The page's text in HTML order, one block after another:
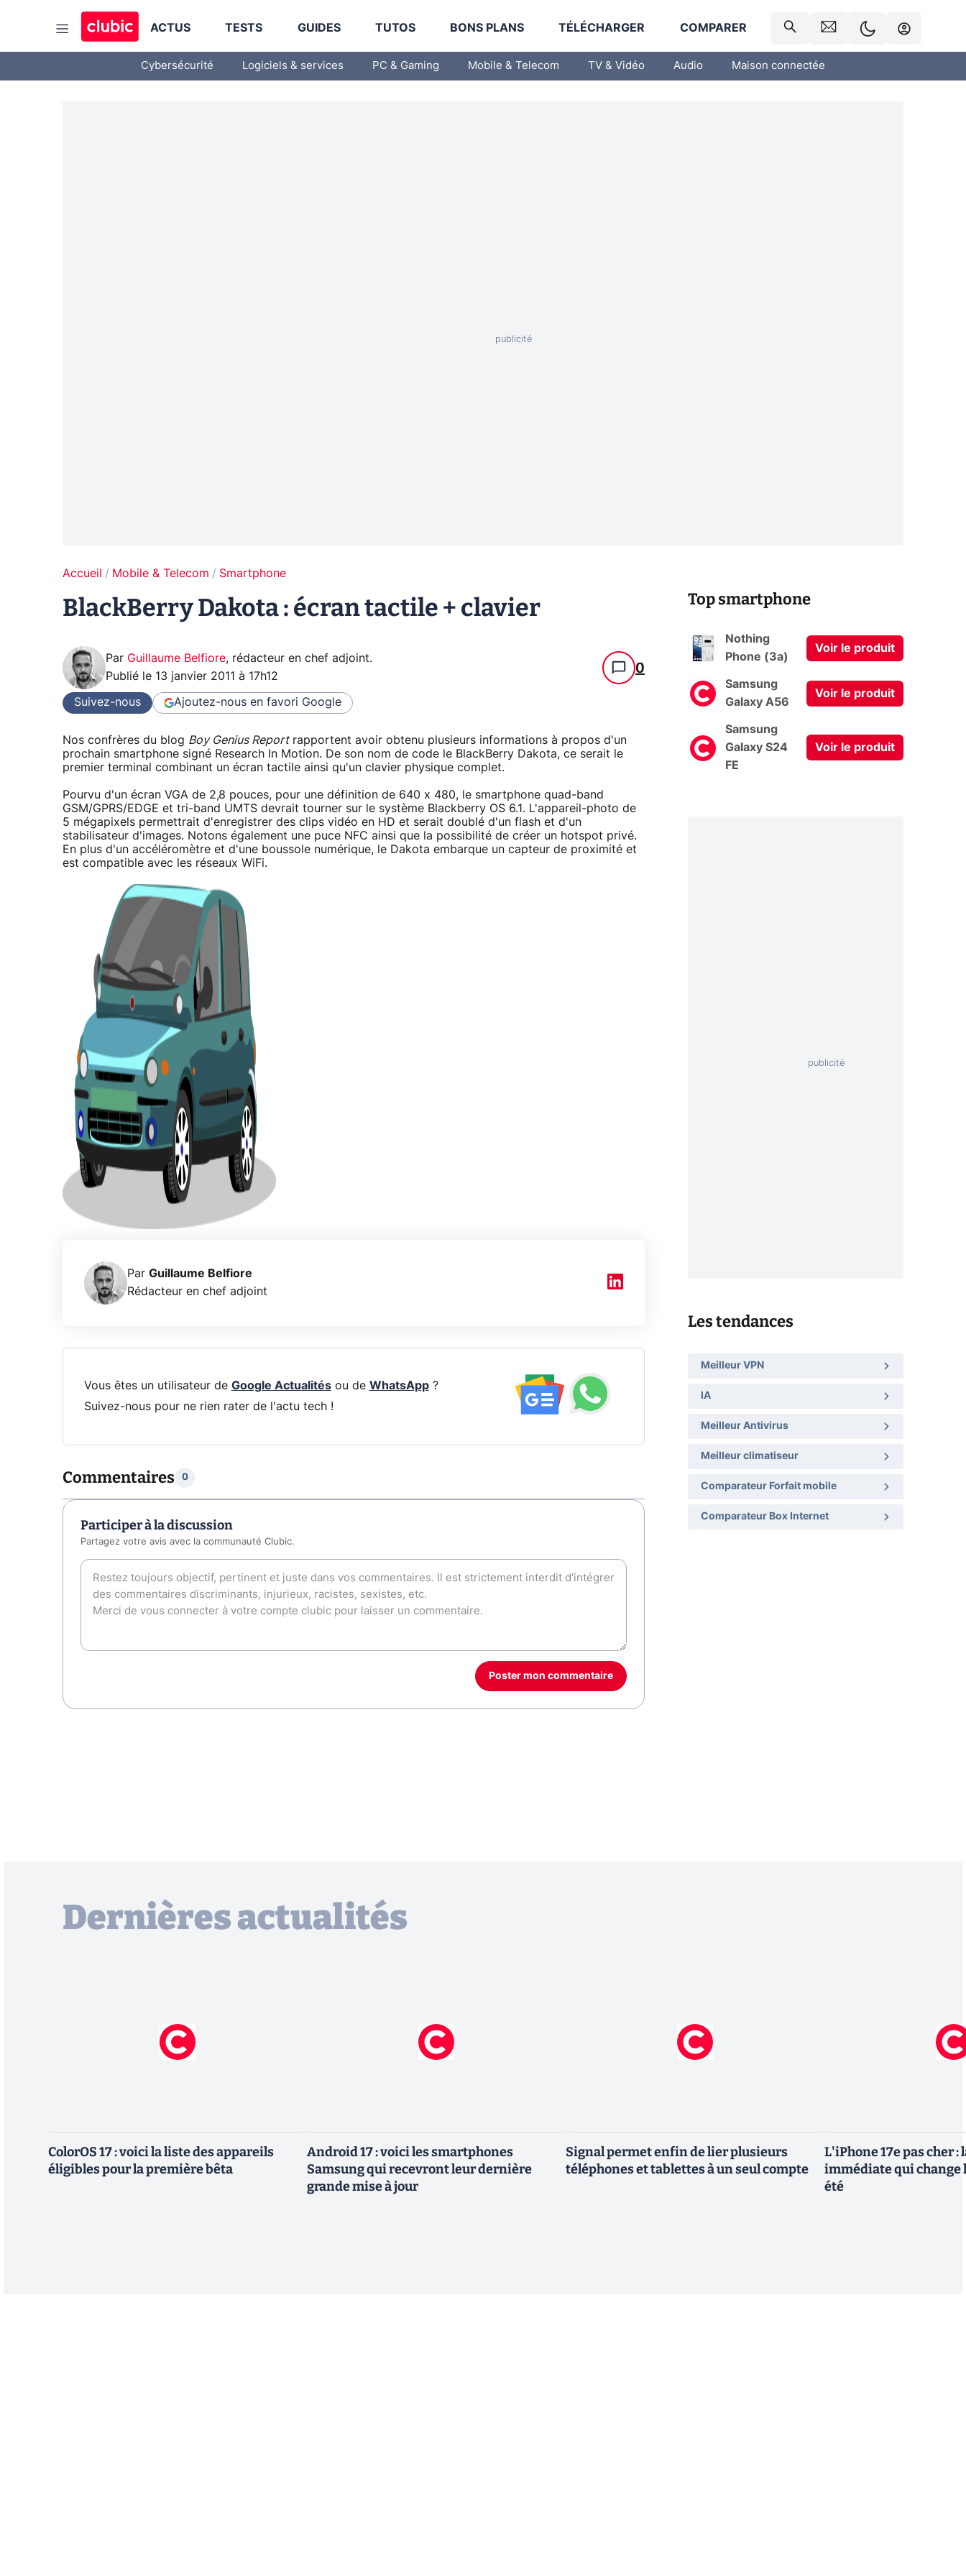
ACTUS TESTS GUIDES TUTOS BONS PLANS TÉLÉCHARGER COMPARER
Cybersécurité Logiciels & services PC & Gaming Mobile & Telecom TV & Vidéo Audio Maison connectée
Accueil Mobile & Telecom Smartphone
BlackBerry Dakota : écran tactile + clavier
Par Guillaume Belfiore, rédacteur en chef adjoint.
Publié le 13 janvier 2011 à 17h12 0
Suivez-nous Ajoutez-nous en favori Google
Nos confrères du blog Boy Genius Reportrapportent avoir obtenu plusieurs informations à propos d'un
prochain smartphone signé Research In Motion. De son nom de code le BlackBerry Dakota, ce serait le
premier terminal combinant un écran tactile ainsi qu'un clavier physique complet.
Pourvu d'un écran VGA de 2,8 pouces, pour une définition de 640 x 480, le smartphone quad-band
GSM/GPRS/EDGE et tri-band UMTS devrait tourner sur le système Blackberry OS 6.1. L'appareil-photo de
5 mégapixels permettrait d'enregistrer des clips vidéo en HD et serait doublé d'un flash et d'un
stabilisateur d'images. Notons également une puce NFC ainsi que la possibilité de créer un hotspot privé.
En plus d'un accéléromètre et d'une boussole numérique, le Dakota embarque un capteur de proximité et
est compatible avec les réseaux WiFi.
Par Guillaume Belfiore
Rédacteur en chef adjoint
Vous êtes un utilisateur de Google Actualitésou de WhatsApp?
Suivez-nous pour ne rien rater de l'actu tech !
Commentaires 0
Participer à la discussion
Partagez votre avis avec la communauté Clubic.
Poster mon commentaire
Top smartphone
Nothing
Phone (3a)
Voir le produit
Samsung
Galaxy A56
Voir le produit
Samsung
Galaxy S24
FE
Voir le produit
Les tendances
Meilleur VPN
IA
Meilleur Antivirus
Meilleur climatiseur
Comparateur Forfait mobile
Comparateur Box Internet
Dernières actualités
ColorOS 17 : voici la liste des appareils
éligibles pour la première bêta
Android 17 : voici les smartphones
Samsung qui recevront leur dernière
grande mise à jour
Signal permet enfin de lier plusieurs
téléphones et tablettes à un seul compte
L'iPhone 17e pas cher :
immédiate qui change
été